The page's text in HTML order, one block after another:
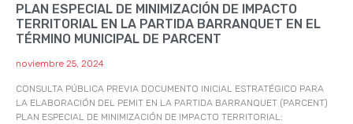
PLAN ESPECIAL DE MINIMIZACIÓN DE IMPACTO
TERRITORIAL EN LA PARTIDA BARRANQUET EN EL
TÉRMINO MUNICIPAL DE PARCENT
noviembre 25, 2024
CONSULTA PÚBLICA PREVIA DOCUMENTO INICIAL ESTRATÉGICO PARA
LA ELABORACIÓN DEL PEMIT EN LA PARTIDA BARRANQUET (PARCENT)
PLAN ESPECIAL DE MINIMIZACIÓN DE IMPACTO TERRITORIAL: